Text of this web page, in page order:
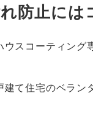
防止には
ウスコーティング
建て住宅のベラン